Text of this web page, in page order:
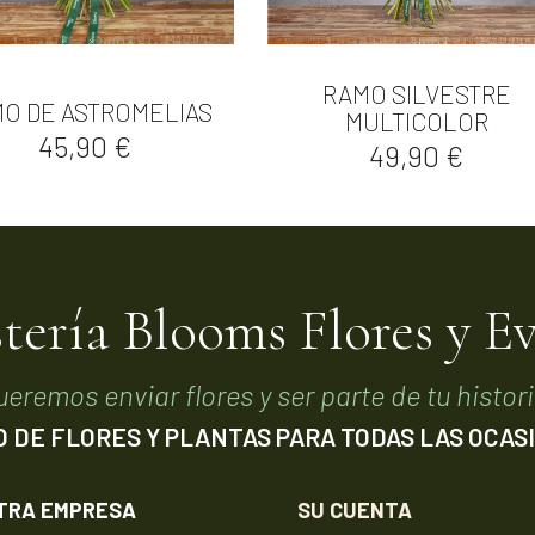
DE ASTROMELIAS
Precio
45,90 €
Vista rápida
RAMO SILVESTRE
MULTICOLOR
Precio
49,90 €
Vista rápida
Blooms Flores y
enviar flores y ser parte de tu
DE FLORES Y PLANTAS PARA TODAS LAS
EMPRESA SU CUENTA